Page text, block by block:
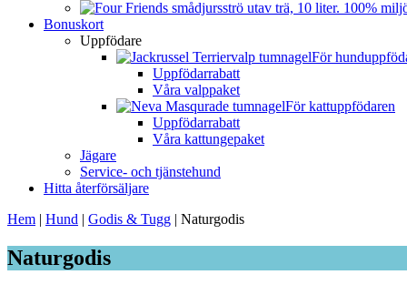
Bonuskort
Uppfödare
För
Uppfödarrabatt
Våra valppaket
För kattuppfödaren
Uppfödarrabatt
Våra kattungepaket
Jägare
Service- och tjänstehund
Hitta återförsäljare
Hem | Hund | Godis & Tugg | Naturgodis
Naturgodis